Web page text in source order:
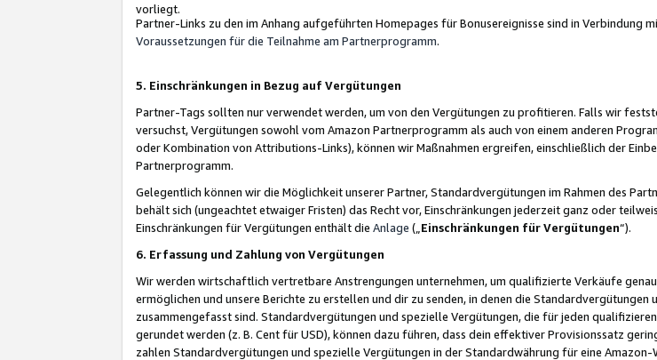
vorliegt.
Partner-Links zu den im Anhang aufgeführten Homepages für Bonusereignisse sind in Verbindung
Voraussetzungen für die Teilnahme am Partnerprogramm.
5. Einschränkungen in Bezug auf Vergütungen
Partner-Tags sollten nur verwendet werden, um von den Vergütungen zu profitieren. Falls wir
versuchst, Vergütungen sowohl vom Amazon Partnerprogramm als auch von einem anderen
oder Kombination von Attributions-Links), können wir Maßnahmen ergreifen, einschließlich der
Partnerprogramm.
Gelegentlich können wir die Möglichkeit unserer Partner, Standardvergütungen im Rahmen des
behält sich (ungeachtet etwaiger Fristen) das Recht vor, Einschränkungen jederzeit ganz oder
Einschränkungen für Vergütungen enthält die Anlage („ Einschränkungen für Vergütungen“).
6. Erfassung und Zahlung von Vergütungen
Wir werden wirtschaftlich vertretbare Anstrengungen unternehmen, um qualifizierte Verkäufe
ermöglichen und unsere Berichte zu erstellen und dir zu senden, in denen die
zusammengefasst sind. Standardvergütungen und spezielle Vergütungen, die für jeden
gerundet werden (z. B. Cent für USD), können dazu führen, dass dein effektiver Provisionssatz
zahlen Standardvergütungen und spezielle Vergütungen in der Standardwährung für eine